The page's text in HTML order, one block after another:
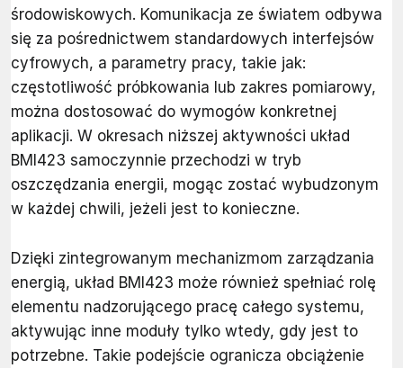
środowiskowych. Komunikacja ze światem odbywa
się za pośrednictwem standardowych interfejsów
cyfrowych, a parametry pracy, takie jak:
częstotliwość próbkowania lub zakres pomiarowy,
można dostosować do wymogów konkretnej
aplikacji. W okresach niższej aktywności układ
BMI423 samoczynnie przechodzi w tryb
oszczędzania energii, mogąc zostać wybudzonym
w każdej chwili, jeżeli jest to konieczne.
Dzięki zintegrowanym mechanizmom zarządzania
energią, układ BMI423 może również spełniać rolę
elementu nadzorującego pracę całego systemu,
aktywując inne moduły tylko wtedy, gdy jest to
potrzebne. Takie podejście ogranicza obciążenie